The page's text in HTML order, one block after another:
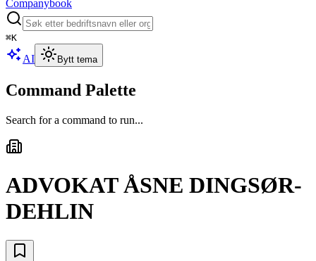
Companybook
⌘K
AI Bytt tema
Command Palette
Search for a command to run...
ADVOKAT ÅSNE DINGSØR-
DEHLIN